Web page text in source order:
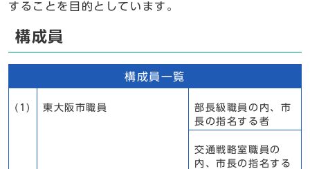
することを目的としています。
構成員
構成員一覧
(1) 東大阪市職員
部長級職員の内、市
長の指名する者
交通戦略室職員の
内、市長の指名する